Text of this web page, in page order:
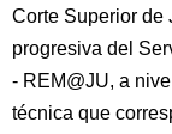
Corte Superior de
progresiva del
- REM@JU, a
técnica que